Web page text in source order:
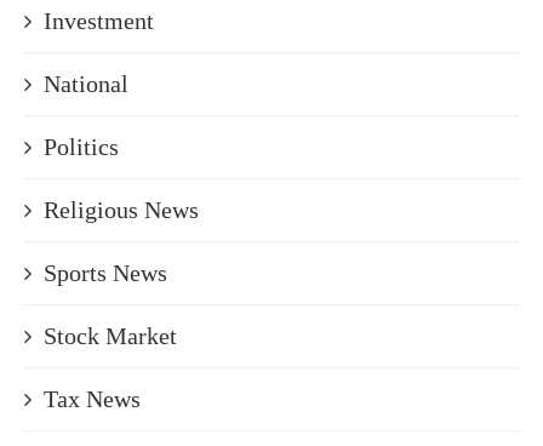
Investment
National
Politics
Religious News
Sports News
Stock Market
Tax News